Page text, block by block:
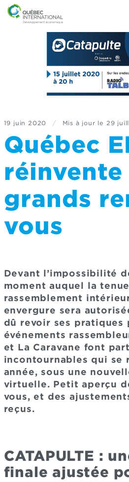
19 juin 2020 / Mis à jour le 29
Québec
réinvente
grands
vous
Devant l’impossibilité
moment auquel la tenue
rassemblement
envergure sera
dû revoir ses pratiques
événements
et La Caravane font
incontournables qui se
année, sous une
virtuelle. Petit aperçu
vous, et des
reçus.
CATAPULTE :
finale ajustée